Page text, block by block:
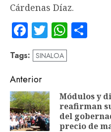
Cárdenas Díaz.
Facebook
Twitter
Tags: SINALOA
Navegación
de
entradas
Anterior
Módulos y
reafirman
del
precio de